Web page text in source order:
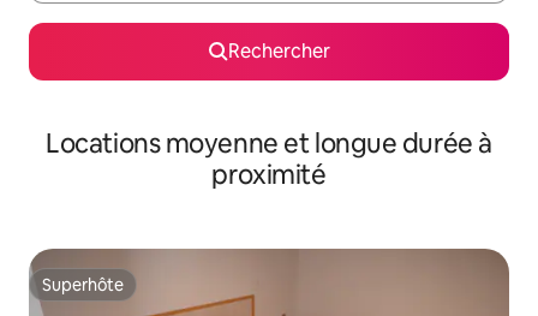
Rechercher
Locations moyenne et longue durée à
proximité
Superhôte
Superhôte